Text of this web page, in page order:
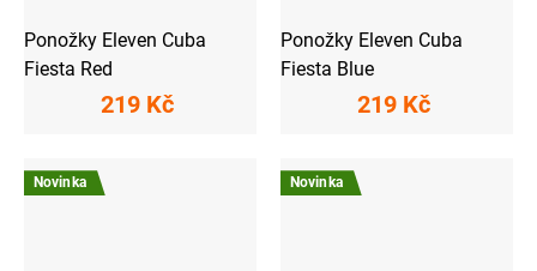
Ponožky Eleven Cuba
Fiesta Red
219 Kč
Ponožky Eleven Cuba
Fiesta Blue
219 Kč
Novinka Novinka